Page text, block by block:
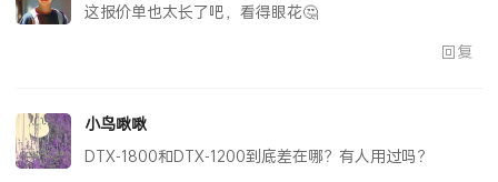
这报价单也太长了吧，看得眼花🤔
回复
小鸟啾啾
DTX-1800和DTX-1200到底差在哪？有人用过吗？